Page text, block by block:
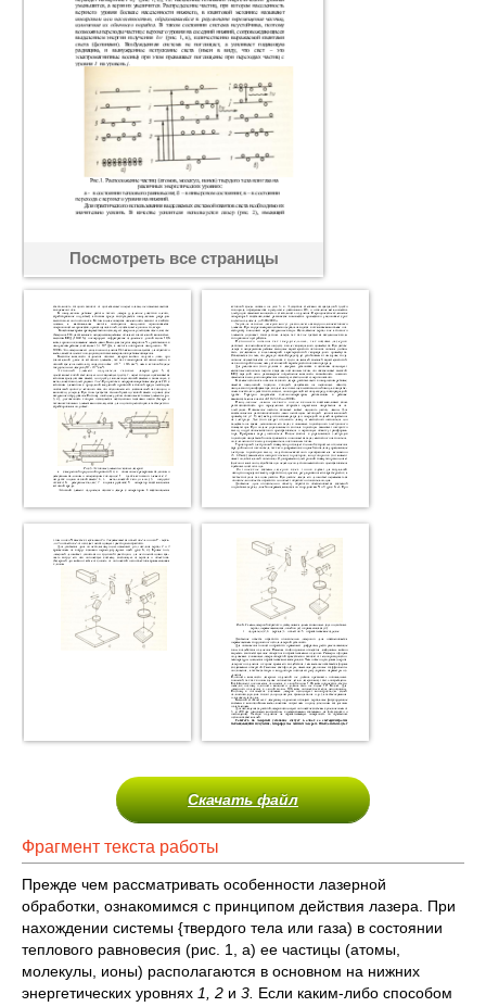
Посмотреть все страницы
Скачать файл
Фрагмент текста работы
Прежде чем рассматривать особенности лазерной
обработки, ознакомимся с принципом действия лазера. При
нахождении системы {твердого тела или газа) в состоянии
теплового равновесия (рис. 1, а) ее частицы (атомы,
молекулы, ионы) располагаются в основном на нижних
энергетических уровнях 1, 2 и 3. Если каким-либо способом